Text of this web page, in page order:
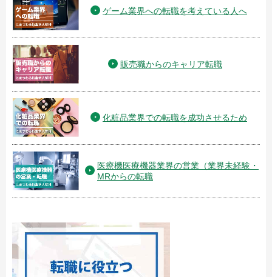
ゲーム業界への転職を考えている人へ
販売職からのキャリア転職
化粧品業界での転職を成功させるため
医療機医療機器業界の営業（業界未経験・
MRからの転職